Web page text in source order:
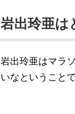
岩出玲亜は
岩出玲亜はマラ
いなということ